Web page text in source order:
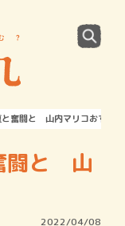
と奮闘と 山内マリコおすす
闘と 山
2022/04/08